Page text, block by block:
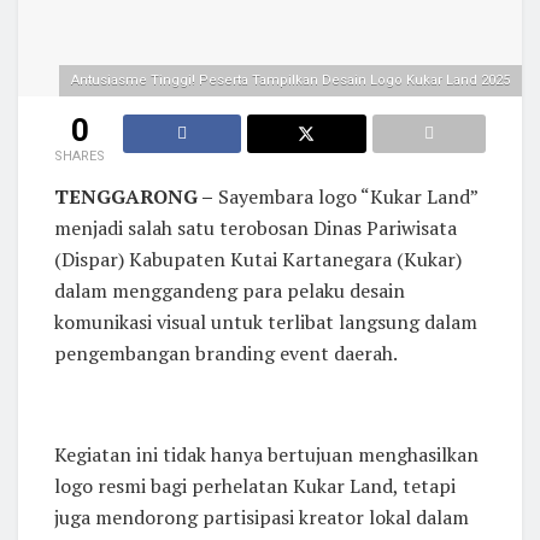
Antusiasme Tinggi! Peserta Tampilkan Desain Logo Kukar Land 2025
0
SHARES
TENGGARONG – Sayembara logo “Kukar Land”
menjadi salah satu terobosan Dinas Pariwisata
(Dispar) Kabupaten Kutai Kartanegara (Kukar)
dalam menggandeng para pelaku desain
komunikasi visual untuk terlibat langsung dalam
pengembangan branding event daerah.
Kegiatan ini tidak hanya bertujuan menghasilkan
logo resmi bagi perhelatan Kukar Land, tetapi
juga mendorong partisipasi kreator lokal dalam